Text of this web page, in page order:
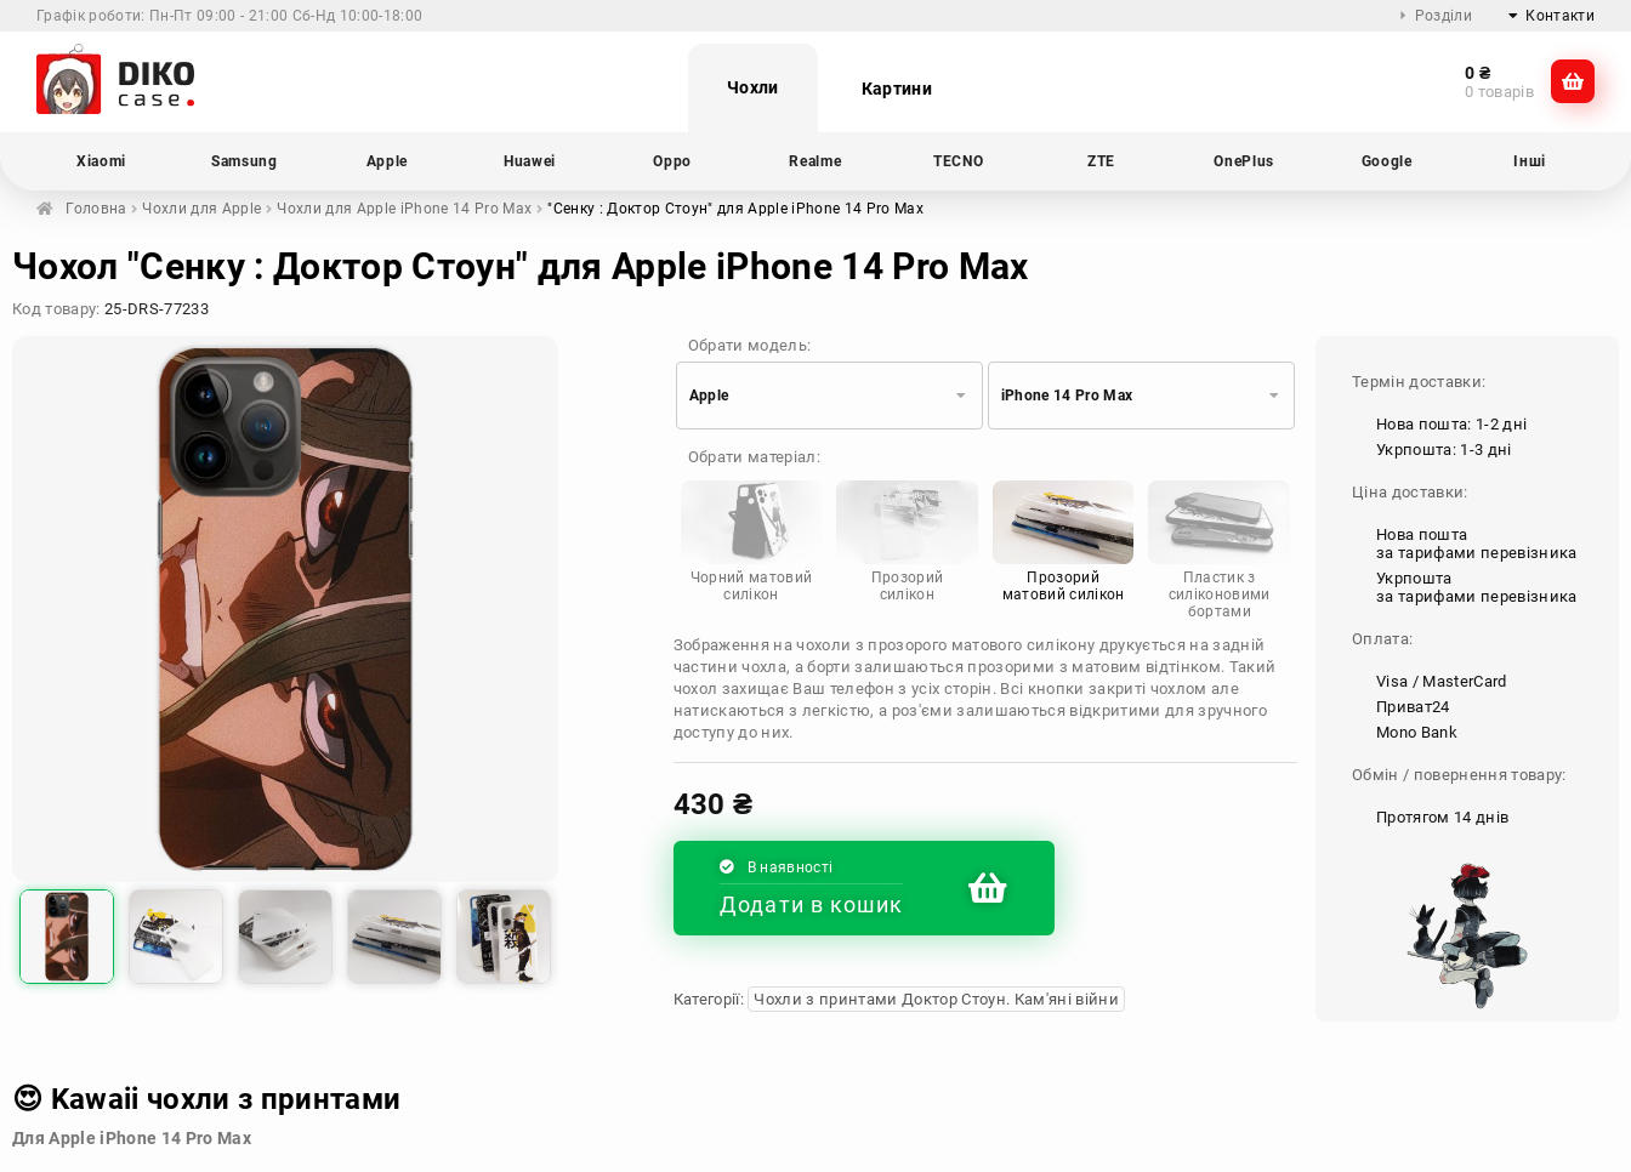
Графік роботи: Пн-Пт 09:00 - 21:00 Сб-Нд 10:00-18:00 Розділи Контакти
@dikocase
Чохли Картини
0 ₴
0 товарів
Xiaomi Samsung Apple Huawei Oppo Realme TECNO ZTE OnePlus Google Інші
Головна Чохли для Apple Чохли для Apple iPhone 14 Pro Max "Сенку : Доктор Стоун" для Apple iPhone 14 Pro Max
Чохол "Сенку : Доктор Стоун" для Apple iPhone 14 Pro Max
Код товару: 25-DRS-77233
Обрати модель:
Apple
Samsung
Apple
OnePlus
Google
Doogee
Motorola
iPhone 14 Pro Max
Обрати матеріал:
Чорний матовий
силікон
Прозорий
силікон
Прозорий
матовий силікон
Пластик з
силіконовими
бортами
Зображення на чохоли з прозорого матового силікону друкується на задній
частини чохла, а борти залишаються прозорими з матовим відтінком. Такий
чохол захищає Ваш телефон з усіх сторін. Всі кнопки закриті чохлом але
натискаються з легкістю, а роз'єми залишаються відкритими для зручного
доступу до них.
430 ₴
В наявності
Додати в кошик
Категорії: Чохли з принтами Доктор Стоун. Кам'яні війни
Термін доставки:
Нова пошта: 1-2 дні
Укрпошта: 1-3 дні
Ціна доставки:
Нова пошта
за тарифами перевізника
Укрпошта
за тарифами перевізника
Оплата:
Visa / MasterCard
Приват24
Mono Bank
Обмін / повернення товару:
Протягом 14 днів
😍 Kawaii чохли з принтами
Для Apple iPhone 14 Pro Max